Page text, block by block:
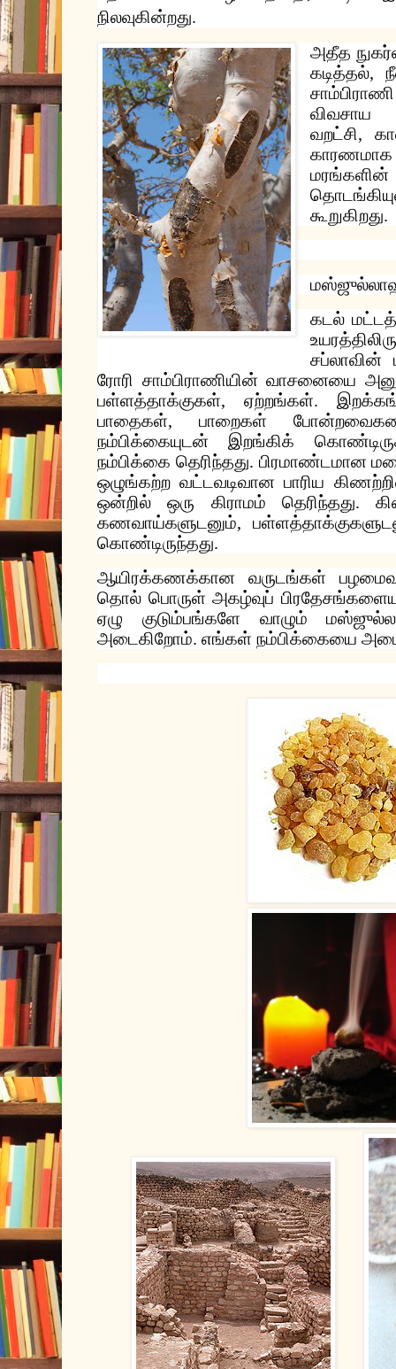
நிலவுகின்றது.
அதீத
கடித்தல்,
சாம்பிராணி
விவசாய
வறட்சி,
காரணமாக
மரங்களின்
கூறுகிறது.
கடல்
சப்லாவின்
ரோரி சாம்பிராணியின் வாசனையை
பள்ளத்தாக்குகள், ஏற்றங்கள்.
பாதைகள்,
பாறைகள்
நம்பிக்கையுடன்
இறங்கிக்
நம்பிக்கை தெரிந்தது. பிரமாண்டமான
ஒழுங்கற்ற வட்டவடிவான பாரிய
ஒன்றில்
ஒரு கிராமம் தெரிந்தது.
கணவாய்களுடனும்,
கொண்டிருந்தது.
ஆயிரக்கணக்கான
வருடங்கள்
தொல் பொருள் அகழ்வுப்
ஏழு
குடும்பங்களே வாழும்
அடைகிறோம். எங்கள் நம்பிக்கையை